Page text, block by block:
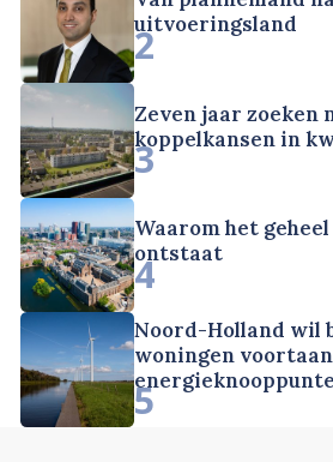
uitvoeringsland
2
Zeven jaar zoeken
koppelkansen in
3
Waarom het
ontstaat
4
Noord-Holland wil
woningen
5